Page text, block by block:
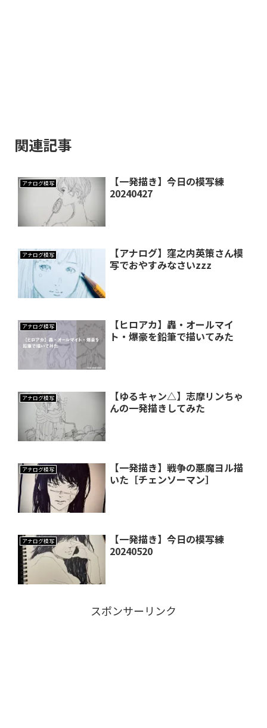
関連記事
アナログ模写
【一発描き】今日の模写練
20240427
アナログ模写
【アナログ】窪之内英策さん模
写でおやすみなさいzzz
アナログ模写
【ヒロアカ】轟・オールマイ
ト・爆豪を鉛筆で描いてみた
アナログ模写
【ゆるキャン△】志摩リンちゃ
んの一発描きしてみた
アナログ模写
【一発描き】戦争の悪魔ヨル描
いた［チェンソーマン］
アナログ模写
【一発描き】今日の模写練
20240520
スポンサーリンク